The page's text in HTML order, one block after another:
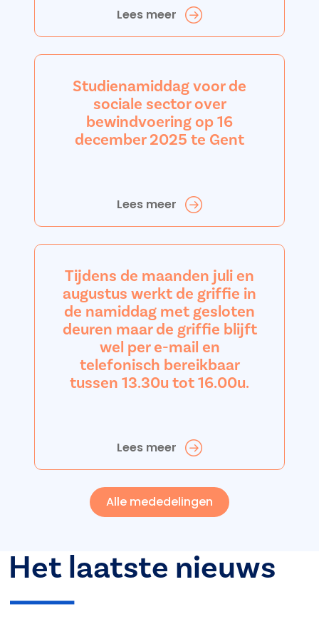
Lees meer
Studienamiddag voor de
sociale sector over
bewindvoering op 16
december 2025 te Gent
Lees meer
Tijdens de maanden juli en
augustus werkt de griffie in
de namiddag met gesloten
deuren maar de griffie blijft
wel per e-mail en
telefonisch bereikbaar
tussen 13.30u tot 16.00u.
Lees meer
Alle mededelingen
Het laatste nieuws